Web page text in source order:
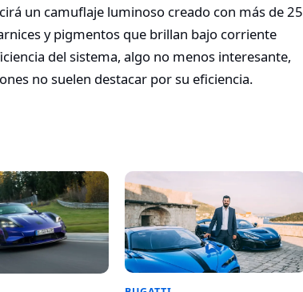
un camuflaje luminoso creado con más de 25
y pigmentos que brillan bajo corriente
del sistema, algo no menos interesante,
no suelen destacar por su eficiencia.